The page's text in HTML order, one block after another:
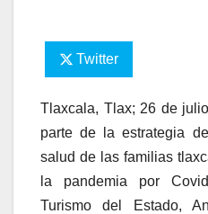
Twitter
Tlaxcala, Tlax; 26 de
parte de la estrategia
salud de las familias
la pandemia por
Turismo del Estado,